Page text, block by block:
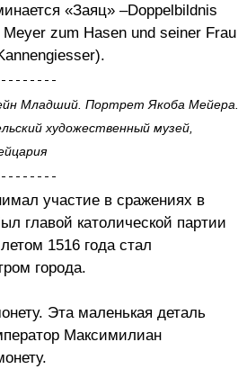
«Заяц» –Doppelbildnis
zum Hasen und seiner Frau
Младший. Портрет Якоба Мейера.
художественный музей,
участие в сражениях в
главой католической партии
1516 года стал
города.
Эта маленькая деталь
Максимилиан